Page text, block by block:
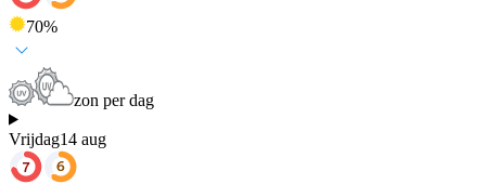
70%
zon per dag
Vrijdag14 aug